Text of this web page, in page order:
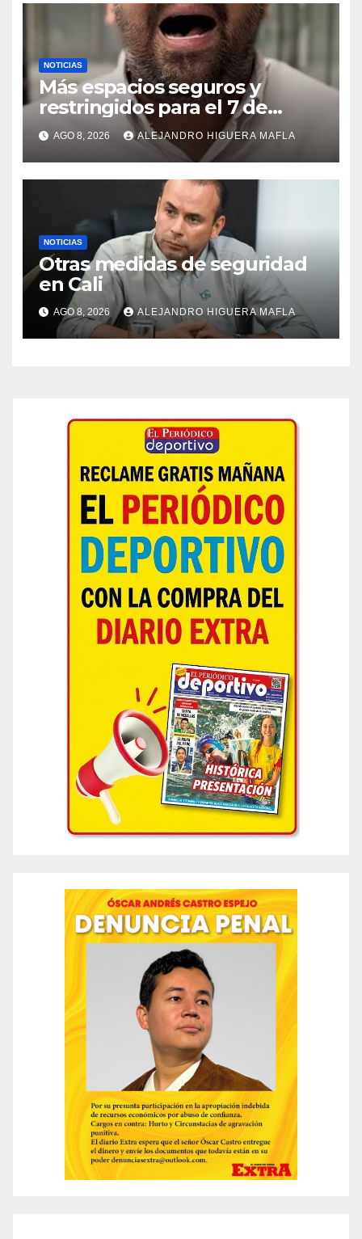
NOTICIAS
Más espacios seguros y
restringidos para el 7 de
agosto
AGO 8, 2026 ALEJANDRO HIGUERA MAFLA
NOTICIAS
Otras medidas de seguridad
en Cali
AGO 8, 2026 ALEJANDRO HIGUERA MAFLA